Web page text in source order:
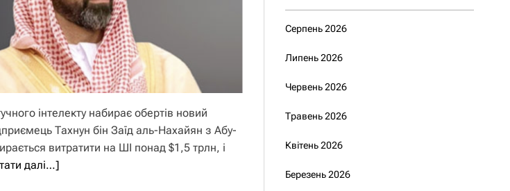
інтелекту набирає обертів новий
Тахнун бін Заїд аль-Нахайян з Абу-
витратити на ШІ понад $1,5 трлн, і
далі…]
Серпень 2026
Липень 2026
Червень 2026
Травень 2026
Квітень 2026
Березень 2026